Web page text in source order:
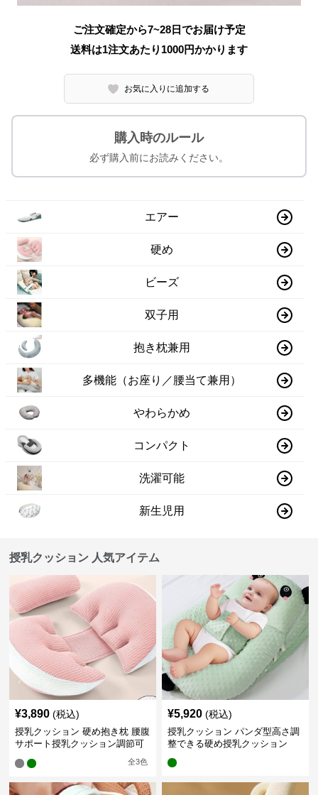
ご注文確定から7~28日でお届け予定
送料は1注文あたり 1000円かかります
お気に入りに追加する
購入時のルール
必ず購入前にお読みください。
エアー
硬め
ビーズ
双子用
抱き枕兼用
多機能（お座り／腰当て兼用）
やわらかめ
コンパクト
洗濯可能
新生児用
授乳クッション 人気アイテム
¥3,890 (税込)
授乳クッション 硬め抱き枕 腰腹
サポート授乳クッション調節可
全3色
¥5,920 (税込)
授乳クッション パンダ型高さ調
整できる硬め授乳クッション